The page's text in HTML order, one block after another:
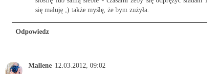
się maluję ;) także myślę, że bym zużyła.
Odpowiedz
Mallene 12.03.2012, 09:02